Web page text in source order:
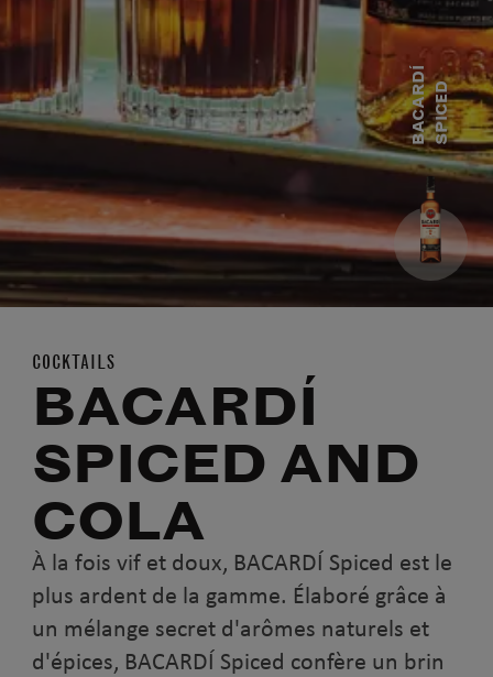
B
A
C
A
R
D
Í
S
P
I
C
ED
COCKTAILS
BACARDÍ
SPICED AND
COLA
À la fois vif et doux, BACARDÍ Spiced est le
plus ardent de la gamme. Élaboré grâce à
un mélange secret d'arômes naturels et
d'épices, BACARDÍ Spiced confère un brin